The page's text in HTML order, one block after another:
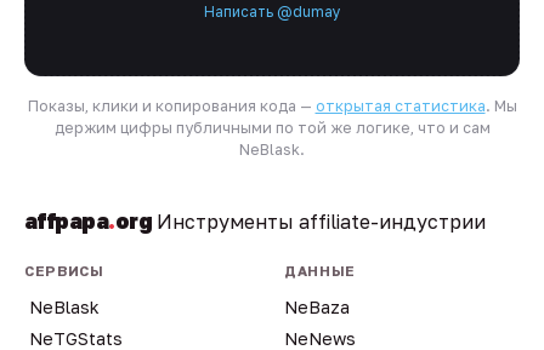
Написать @dumay
Показы, клики и копирования кода — открытая статистика. Мы
держим цифры публичными по той же логике, что и сам
NeBlask.
affpapa.org Инструменты affiliate-индустрии
СЕРВИСЫ
NeBlask
NeTGStats
ДАННЫЕ
NeBaza
NeNews